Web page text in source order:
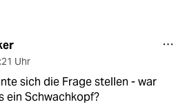
Uhr
sich die Frage stellen - war
ein Schwachkopf?